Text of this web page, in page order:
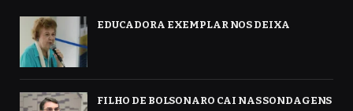
EDUCADORA EXEMPLAR NOS DEIXA
FILHO DE BOLSONARO CAI NAS SONDAGENS